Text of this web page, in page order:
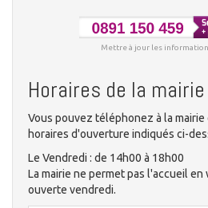
Mettre à jour les
Horaires de la
Vous pouvez téléphonez à la mairie
horaires d'ouverture indiqués ci-
Le Vendredi : de 14h00 à 18h00
La mairie ne permet pas l'accueil
ouverte vendredi.